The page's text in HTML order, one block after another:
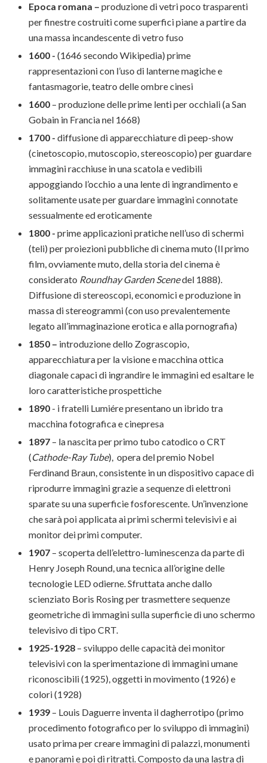
Epoca romana – produzione di vetri poco trasparenti
per finestre costruiti come superfici piane a partire da
una massa incandescente di vetro fuso
1600 - (1646 secondo Wikipedia) prime
rappresentazioni con l’uso di lanterne magiche e
fantasmagorie, teatro delle ombre cinesi
1600 – produzione delle prime lenti per occhiali (a San
Gobain in Francia nel 1668)
1700 - diffusione di apparecchiature di peep-show
(cinetoscopio, mutoscopio, stereoscopio) per guardare
immagini racchiuse in una scatola e vedibili
appoggiando l’occhio a una lente di ingrandimento e
solitamente usate per guardare immagini connotate
sessualmente ed eroticamente
1800 - prime applicazioni pratiche nell’uso di schermi
(teli) per proiezioni pubbliche di cinema muto (Il primo
film, ovviamente muto, della storia del cinema è
considerato Roundhay Garden Scenedel 1888).
Diffusione di stereoscopi, economici e produzione in
massa di stereogrammi (con uso prevalentemente
legato all’immaginazione erotica e alla pornografia)
1850 – introduzione dello Zograscopio,
apparecchiatura per la visione e macchina ottica
diagonale capaci di ingrandire le immagini ed esaltare le
loro caratteristiche prospettiche
1890 - i fratelli Lumiére presentano un ibrido tra
macchina fotografica e cinepresa
1897 – la nascita per primo tubo catodico o CRT
(Cathode-Ray Tube), opera del premio Nobel
Ferdinand Braun, consistente in un dispositivo capace di
riprodurre immagini grazie a sequenze di elettroni
sparate su una superficie fosforescente. Un’invenzione
che sarà poi applicata ai primi schermi televisivi e ai
monitor dei primi computer.
1907 – scoperta dell’elettro-luminescenza da parte di
Henry Joseph Round, una tecnica all’origine delle
tecnologie LED odierne. Sfruttata anche dallo
scienziato Boris Rosing per trasmettere sequenze
geometriche di immagini sulla superficie di uno schermo
televisivo di tipo CRT.
1925-1928 – sviluppo delle capacità dei monitor
televisivi con la sperimentazione di immagini umane
riconoscibili (1925), oggetti in movimento (1926) e
colori (1928)
1939 – Louis Daguerre inventa il dagherrotipo (primo
procedimento fotografico per lo sviluppo di immagini)
usato prima per creare immagini di palazzi, monumenti
e panorami e poi di ritratti. Composto da una lastra di